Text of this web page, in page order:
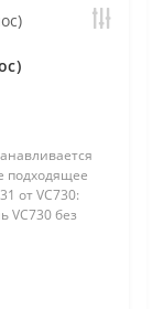
подходящее
от VC730:
VC730 без